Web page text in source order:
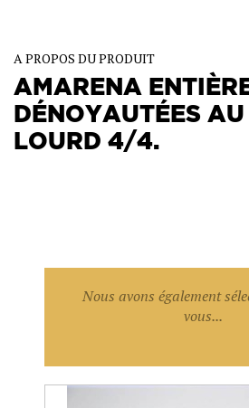
A PROPOS DU PRODUIT
AMARENA
DÉNOYAUTÉES
LOURD 4/4.
Nous avons également
vous...